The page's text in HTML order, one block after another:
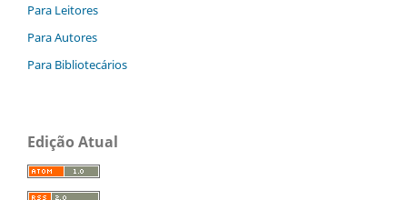
Para Leitores
Para Autores
Para Bibliotecários
Edição Atual